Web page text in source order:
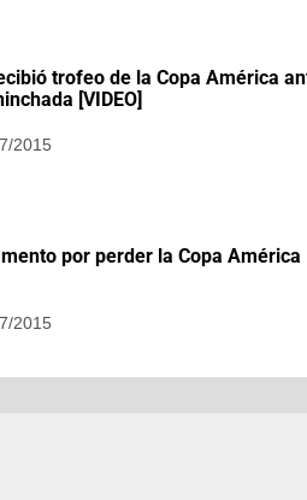
trofeo de la Copa América
[VIDEO]
2015
por perder la Copa América
2015